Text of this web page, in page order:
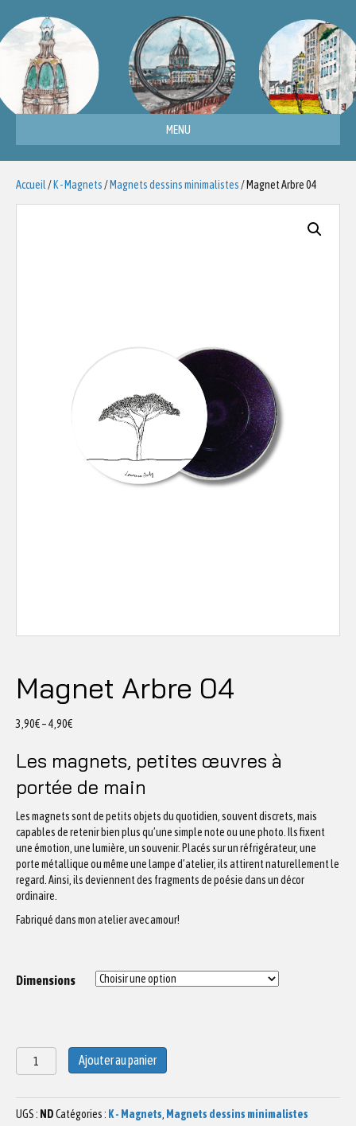
MENU
Accueil / K - Magnets / Magnets dessins minimalistes / Magnet Arbre 04
Magnet Arbre 04
3,90€–4,90€
Les magnets, petites œuvres à
portée de main
Les magnets sont de petits objets du quotidien, souvent discrets, mais
capables de retenir bien plus qu’une simple note ou une photo. Ils fixent
une émotion, une lumière, un souvenir. Placés sur un réfrigérateur, une
porte métallique ou même une lampe d’atelier, ils attirent naturellement le
regard. Ainsi, ils deviennent des fragments de poésie dans un décor
ordinaire.
Fabriqué dans mon atelier avec amour!
Dimensions
quantité
de
Arbre
04
Ajouter au panier
UGS : NDCatégories : K - Magnets, Magnets dessins minimalistes